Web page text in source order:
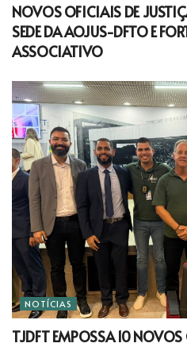
NOVOS OFICIAIS DE
SEDE DA AOJUS-DFTO E
ASSOCIATIVO
NOTÍCIAS
TJDFT EMPOSSA 10